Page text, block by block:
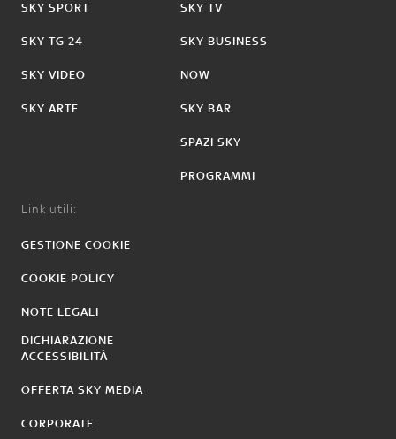
SKY SPORT
SKY TG 24
SKY VIDEO
SKY ARTE
SKY TV
SKY BUSINESS
NOW
SKY BAR
SPAZI SKY
PROGRAMMI
Link utili:
GESTIONE COOKIE
COOKIE POLICY
NOTE LEGALI
DICHIARAZIONE
ACCESSIBILITÀ
OFFERTA SKY MEDIA
CORPORATE